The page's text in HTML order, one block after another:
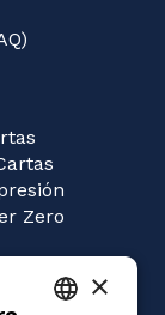
Zero
×